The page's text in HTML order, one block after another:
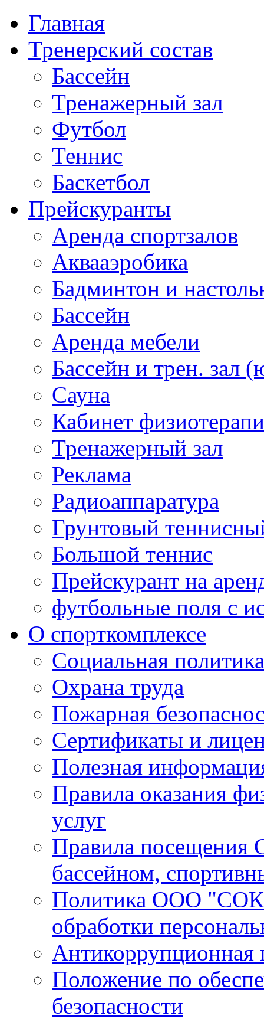
Главная
Тренерский состав
Бассейн
Тренажерный зал
Футбол
Теннис
Баскетбол
Прейскуранты
Аренда спортзалов
Аквааэробика
Бадминтон и
Бассейн
Аренда мебели
Бассейн и трен. зал
Сауна
Кабинет
Тренажерный зал
Реклама
Радиоаппаратура
Грунтовый
Большой теннис
Прейскурант на
футбольные поля с
О спорткомплексе
Социальная политика
Охрана труда
Пожарная
Сертификаты и
Полезная
Правила оказания
услуг
Правила посещения
бассейном,
Политика ООО "СОК
обработки
Положение по
безопасности